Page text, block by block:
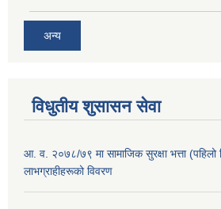
अन्य
विधुतीय शुसासन सेवा
आ. व. २०७८/७९ मा सामाजिक सुरक्षा भत्ता (पहिलो
लाभग्राहीहरूको विवरण